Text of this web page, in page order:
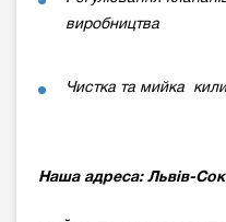
виробництва
Чистка та мийка
Наша адреса: Львів-